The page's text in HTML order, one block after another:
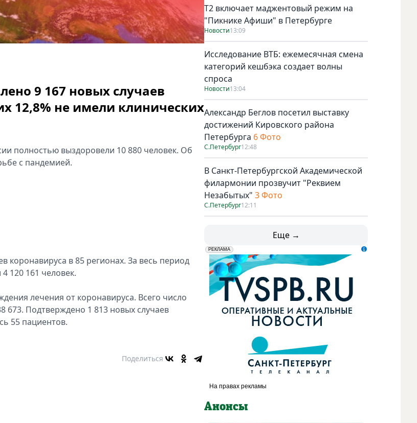
9 167 новых случаев
12,8% не имели клинических
полностью выздоровели 10 880 человек. Об
с пандемией.
коронавируса в 85 регионах. За весь период
120 161 человек.
лечения от коронавируса. Всего число
673. Подтверждено 1 813 новых случаев
55 пациентов.
Поделиться
Т2 включает маджентовый режим на
"Пикнике Афиши" в Петербурге
Новости13:09
Исследование ВТБ: ежемесячная смена
категорий кешбэка создает волны
спроса
Новости13:04
Александр Беглов посетил выставку
достижений Кировского района
Петербурга 6 Фото
С.Петербург12:48
В Санкт-Петербургской Академической
филармонии прозвучит "Реквием
Незабытых" 3 Фото
С.Петербург12:11
Еще →
erid: LdtCK5udn
РЕКЛАМА
АО "ГАТР", ИНН: 7841320717
Анонсы